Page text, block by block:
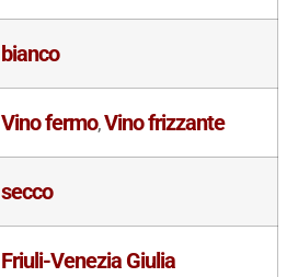
bianco
Vino fermo,Vino frizzante
secco
Friuli-Venezia Giulia